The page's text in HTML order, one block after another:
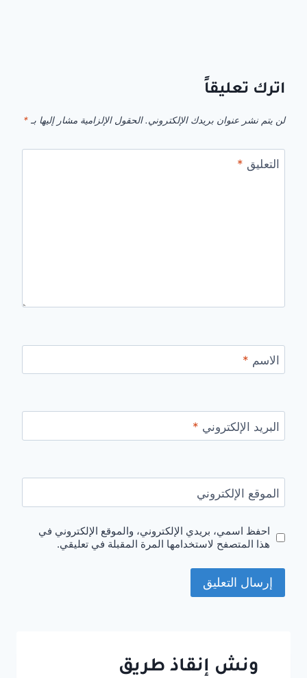
اترك تعليقاً
لن يتم نشر عنوان بريدك الإلكتروني. الحقول الإلزامية مشار إليها بـ *
التعليق *
الاسم *
البريد الإلكتروني *
الموقع الإلكتروني
احفظ اسمي، بريدي الإلكتروني، والموقع الإلكتروني في
هذا المتصفح لاستخدامها المرة المقبلة في تعليقي.
ونش إنقاذ طريق